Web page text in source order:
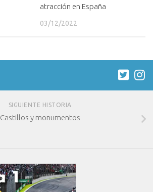
atracción en España
03/12/2022
SIGUIENTE HISTORIA
Castillos y monumentos